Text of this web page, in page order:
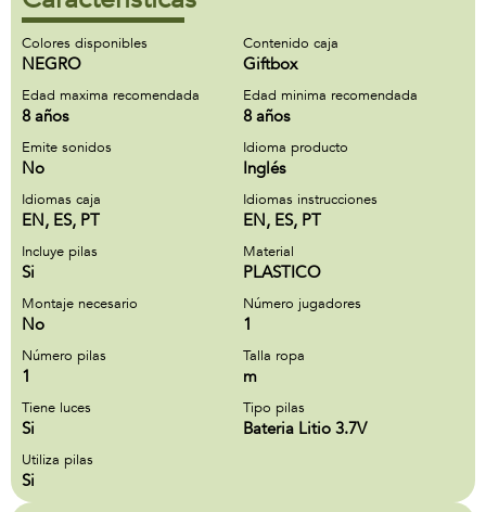
Colores disponibles
NEGRO
Contenido caja
Giftbox
Edad maxima recomendada
8 años
Edad minima recomendada
8 años
Emite sonidos
No
Idioma producto
Inglés
Idiomas caja
EN, ES, PT
Idiomas instrucciones
EN, ES, PT
Incluye pilas
Si
Material
PLASTICO
Montaje necesario
No
Número jugadores
1
Número pilas
1
Talla ropa
m
Tiene luces
Si
Tipo pilas
Bateria Litio 3.7V
Utiliza pilas
Si